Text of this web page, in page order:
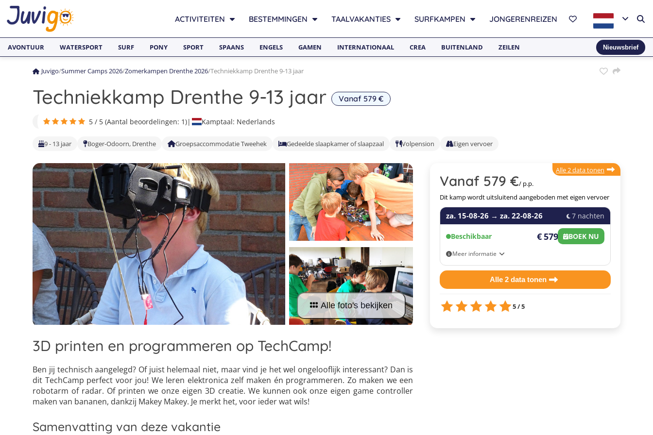
ACTIVITEITEN BESTEMMINGEN TAALVAKANTIES SURFKAMPEN JONGERENREIZEN
AVONTUUR WATERSPORT SURF PONY SPORT SPAANS ENGELS GAMEN INTERNATIONAAL CREA BUITENLAND ZEILEN Nieuwsbrief
Juvigo/Summer Camps 2026/Zomerkampen Drenthe 2026/Techniekkamp Drenthe 9-13 jaar
Techniekkamp Drenthe 9-13 jaar Vanaf 579 €
5 / 5 (Aantal beoordelingen: 1)| Kamptaal: Nederlands
9 - 13 jaar Boger-Odoorn, Drenthe Groepsaccommodatie Tweehek Gedeelde slaapkamer of slaapzaal Volpension Eigen vervoer
Vanaf 579 €/ p.p.
Alle 2 data tonen
Dit kamp wordt uitsluitend aangeboden met eigen vervoer
za. 15-08-26 →za. 22-08-26 7 nachten
Beschikbaar € 579 BOEK NU
Meer informatie
Eigen vervoer
Alle 2 data tonen
5 / 5
Alle foto's bekijken
3D printen en programmeren op TechCamp!
Ben jij technisch aangelegd? Of juist helemaal niet, maar vind je het wel ongelooflijk interessant? Dan is
dit TechCamp perfect voor jou! We leren elektronica zelf maken én programmeren. Zo maken we een
robotarm of radar. Of printen we onze eigen 3D creatie. We kunnen ook onze eigen game controller
maken van bananen, dankzij Makey Makey. Je merkt het, voor ieder wat wils!
Samenvatting van deze vakantie